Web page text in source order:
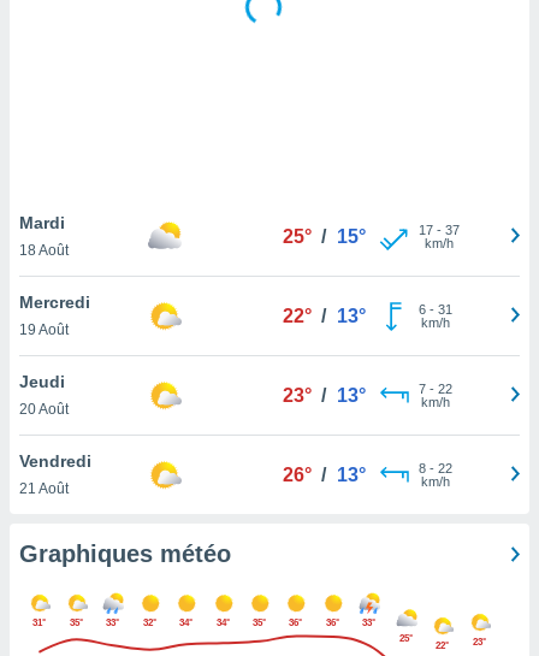
pas
de
à
cas,
que
sur le
que
ne
Mardi
18 Août
25° / 15° 17- 37
km/h
Mercredi
19 Août
22° / 13° 6- 31
km/h
Jeudi
20 Août
23° / 13° 7- 22
km/h
Vendredi
21 Août
26° / 13° 8- 22
km/h
Graphiques météo
31° 35° 33° 32° 34° 34° 35° 36° 36°
33°
25°
22° 23°